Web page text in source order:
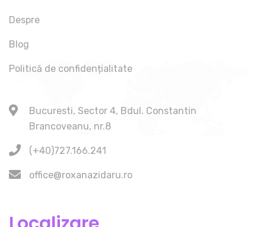
Despre
Blog
Politică de confidențialitate
Bucuresti, Sector 4, Bdul. Constantin
Brancoveanu, nr.8
(+40)727.166.241
office@roxanazidaru.ro